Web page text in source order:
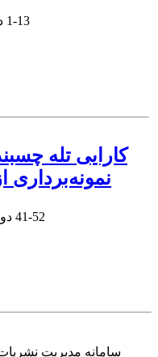
1-13
کارایی تله
نمونه‌برداری
41-52
سامانه مدیریت